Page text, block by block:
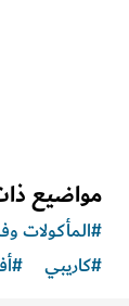
ذات
وفن
#أفضل